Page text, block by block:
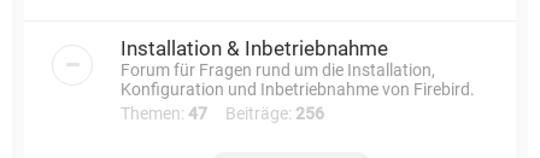
Installation & Inbetriebnahme
Forum für Fragen rund um die Installation,
Konfiguration und Inbetriebnahme von Firebird.
Themen: 47 Beiträge: 256